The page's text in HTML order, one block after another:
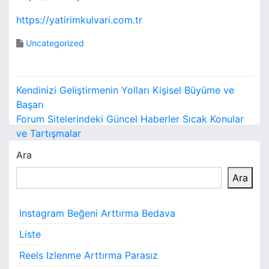
https://yatirimkulvari.com.tr
Uncategorized
Y
a
z
ı
z
i
Kendinizi Geliştirmenin Yolları Kişisel Büyüme ve
Başarı
Forum Sitelerindeki Güncel Haberler Sıcak Konular
ve Tartışmalar
Ara
Ara
Instagram Beğeni Arttırma Bedava
Liste
Reels Izlenme Arttırma Parasız